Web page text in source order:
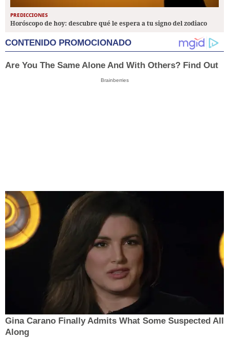
PREDICCIONES
Horóscopo de hoy: descubre qué le espera a tu signo del zodiaco
CONTENIDO PROMOCIONADO
Are You The Same Alone And With Others? Find Out
Brainberries
Gina Carano Finally Admits What Some Suspected All
Along